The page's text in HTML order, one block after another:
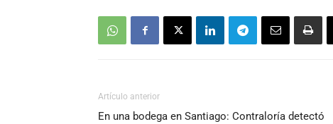
Artículo anterior
En una bodega en Santiago: Contraloría detectó